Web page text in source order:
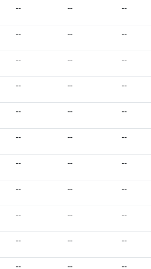
-- -- --
-- -- --
-- -- --
-- -- --
-- -- --
-- -- --
-- -- --
-- -- --
-- -- --
-- -- --
-- -- --